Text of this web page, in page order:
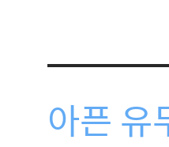
아픈 유